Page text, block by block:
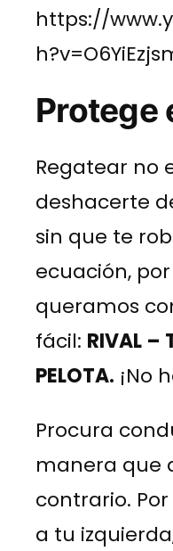
https://
Protege
Regatear no
deshacerte
sin que te
ecuación,
queramos
fácil: RIVAL –
PELOTA. ¡No
Procura
manera que
contrario.
a tu